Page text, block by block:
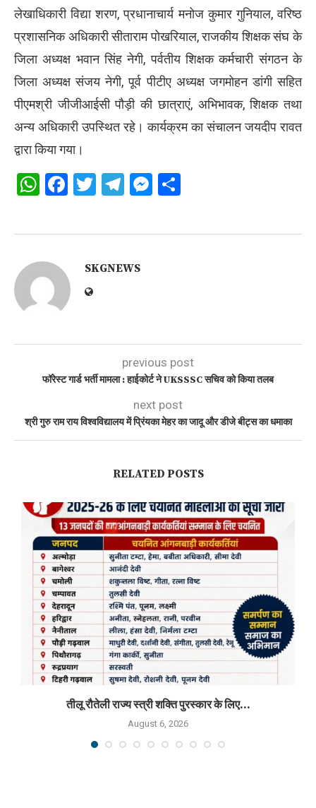
लेखाधिकारी विद्या शरण, प्रधानाचार्य मनोज कुमार गुनियाल, वरिष्ठ
प्रशासनिक अधिकारी सीताराम पोखरियाल, राजकीय शिक्षक संघ के
जिला अध्यक्ष भवान सिंह नेगी, पर्वतीय शिक्षक कर्मचारी संगठन के
जिला अध्यक्ष संजय नेगी, पूर्व पीटीए अध्यक्ष जगमोहन डांगी सहित
पीएमश्री जीजीआईसी पौड़ी की छात्राएं, अभिभावक, शिक्षक तथा
अन्य अधिकारी उपस्थित रहे। कार्यक्रम का संचालन जयदीप रावत
द्वारा किया गया।
WhatsApp
Facebook
Twitter
Telegram
Messenger
SKGNEWS
previous post
फॉरेस्ट गार्ड भर्ती मामला : हाईकोर्ट ने UKSSSC सचिव को किया तलब
next post
श्री गुरु राम राय विश्वविद्यालय में प्रिंयका मेहर का जादू और डीजे बीट्स का धमाका
RELATED POSTS
तीलू रौतेली राज्य स्त्री शक्ति पुरस्कार के लिए...
August 6, 2026